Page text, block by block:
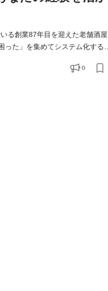
る創業87年目を迎えた老舗酒屋
0